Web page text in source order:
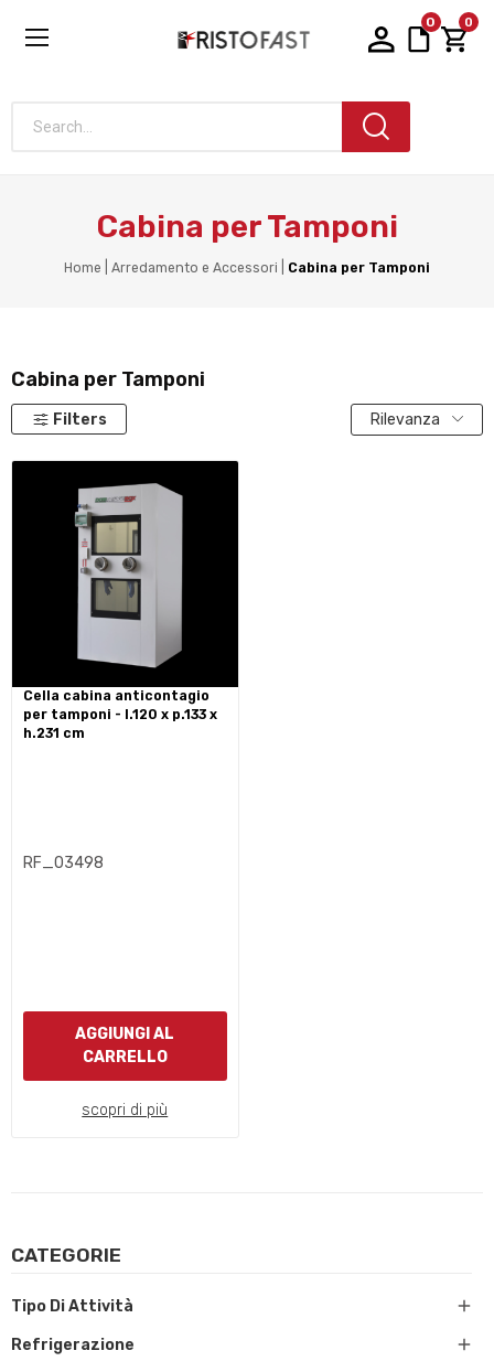
0 0
Search...
Cabina per Tamponi
Home Arredamento e Accessori Cabina per Tamponi
CATEGORIE
Tipo Di Attività 
Refrigerazione 
Cabina per Tamponi
Filters Rilevanza
cella cabina anticontagio
per tamponi - l.120 x p.133 x
h.231 cm
RF_03498
AGGIUNGI AL
CARRELLO
scopri di più